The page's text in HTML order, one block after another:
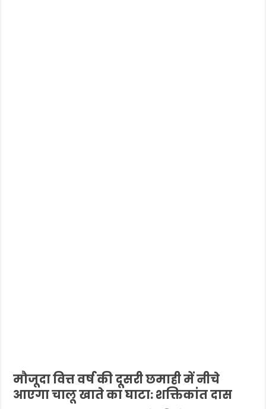
मौजूदा वित्त वर्ष की दूसरी छमाही में नीचे
आएगा चालू खाते का घाटा: शक्तिकांत दास